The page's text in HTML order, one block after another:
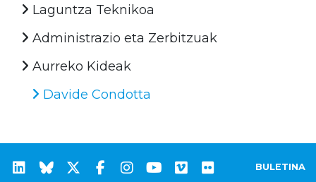
Laguntza Teknikoa
Administrazio eta Zerbitzuak
Aurreko Kideak
Davide Condotta
BULETINA